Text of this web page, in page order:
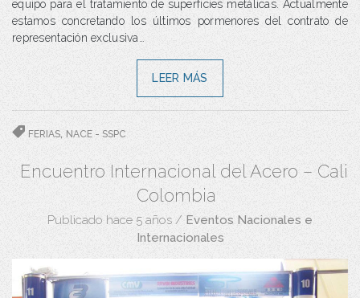
equipo para el tratamiento de superficies metálicas. Actualmente
estamos concretando los últimos pormenores del contrato de
representación exclusiva…
LEER MÁS
FERIAS, NACE - SSPC
Encuentro Internacional del Acero – Cali
Colombia
Publicado hace 5 años / Eventos Nacionales e
Internacionales